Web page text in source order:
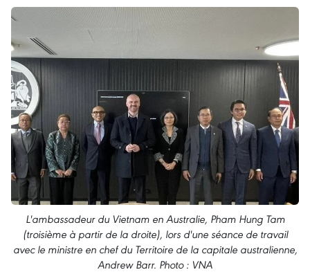
L'ambassadeur du Vietnam en Australie, Pham Hung Tam
(troisième à partir de la droite), lors d'une séance de travail
avec le ministre en chef du Territoire de la capitale australienne,
Andrew Barr. Photo : VNA